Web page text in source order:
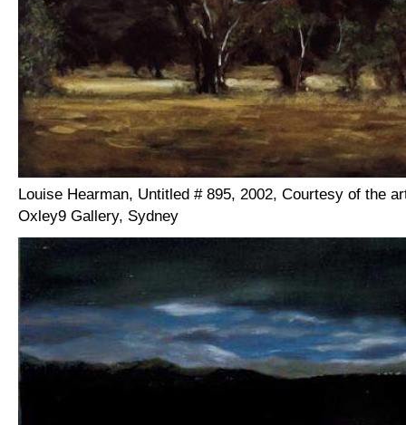
Louise Hearman, Untitled # 895, 2002, Courtesy of the
Oxley9 Gallery, Sydney